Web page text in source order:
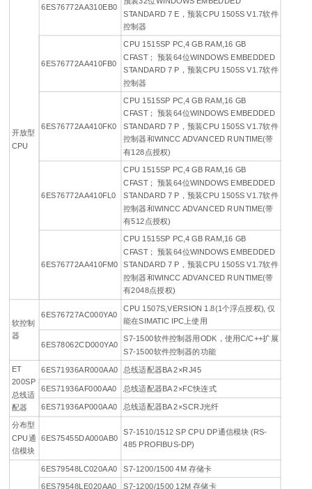
开放型
CPU
6ES76772AA310EB0
STANDARD 7 E，预装CPU 1505S V1.7软件
控制器
6ES76772AA410FB0
CPU 1515SP PC,4 GB RAM,16 GB
CFAST； 预装64位WINDOWS EMBEDDED
STANDARD 7 P，预装CPU 1505S V1.7软件
控制器
6ES76772AA410FK0
CPU 1515SP PC,4 GB RAM,16 GB
CFAST； 预装64位WINDOWS EMBEDDED
STANDARD 7 P，预装CPU 1505S V1.7软件
控制器和WINCC ADVANCED RUNTIME(带
有128点授权)
6ES76772AA410FL0
CPU 1515SP PC,4 GB RAM,16 GB
CFAST； 预装64位WINDOWS EMBEDDED
STANDARD 7 P，预装CPU 1505S V1.7软件
控制器和WINCC ADVANCED RUNTIME(带
有512点授权)
6ES76772AA410FM0
CPU 1515SP PC,4 GB RAM,16 GB
CFAST； 预装64位WINDOWS EMBEDDED
STANDARD 7 P，预装CPU 1505S V1.7软件
控制器和WINCC ADVANCED RUNTIME(带
有2048点授权)
软控制
器
6ES76727AC000YA0
CPU 1507S,VERSION 1.8(1个浮点授权), 仅
能在SIMATIC IPC上使用
6ES78062CD000YA0
S7-1500软件控制器用ODK，使用C/C++扩展
S7-1500软件控制器的功能
ET
200SP
总线适
配器
6ES71936AR000AA0 总线适配器BA 2×RJ45
6ES71936AF000AA0 总线适配器BA 2×FC快连式
6ES71936AP000AA0 总线适配器BA 2×SCRJ光纤
分布型
CPU通
信模块
6ES75455DA000AB0
S7-1510/1512 SP CPU DP通信模块 (RS-
485 PROFIBUS-DP)
6ES79548LC020AA0
S7-1200/1500 4M 存储卡
6ES79548LE020AA0
S7-1200/1500 12M 存储卡